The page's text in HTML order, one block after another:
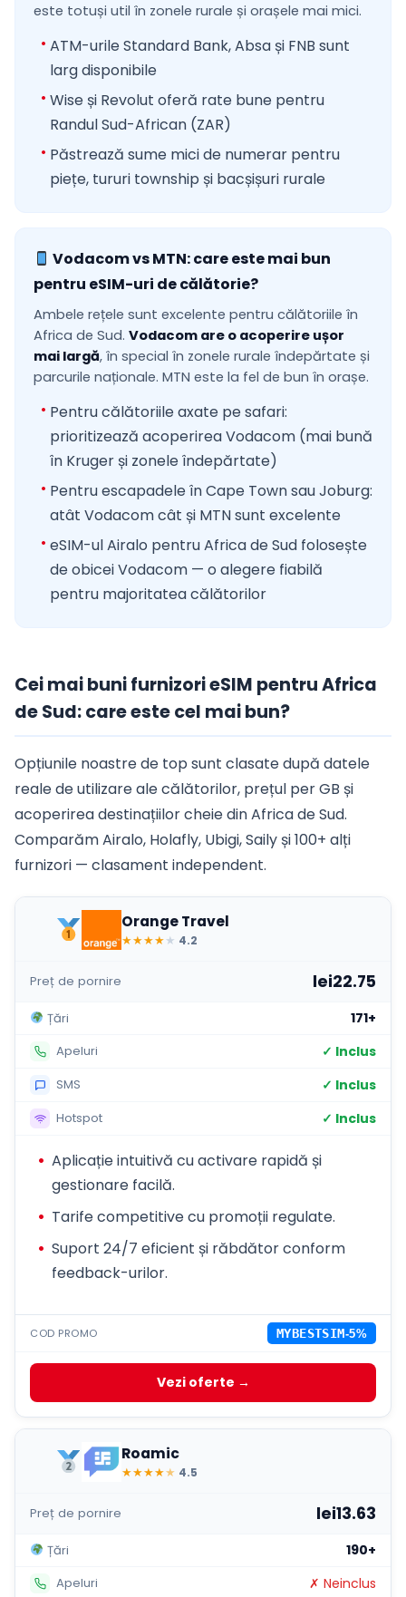
este totuși util în zonele rurale și orașele mai mici.
ATM-urile Standard Bank, Absa și FNB sunt
larg disponibile
Wise și Revolut oferă rate bune pentru
Randul Sud-African (ZAR)
Păstrează sume mici de numerar pentru
piețe, tururi township și bacșișuri rurale
Vodacom vs MTN: care este mai bun
pentru eSIM-uri de călătorie?
Ambele rețele sunt excelente pentru călătoriile în
Africa de Sud. Vodacom are o acoperire ușor
mai largă, în special în zonele rurale îndepărtate și
parcurile naționale. MTN este la fel de bun în orașe.
Pentru călătoriile axate pe safari:
prioritizează acoperirea Vodacom (mai bună
în Kruger și zonele îndepărtate)
Pentru escapadele în Cape Town sau Joburg:
atât Vodacom cât și MTN sunt excelente
eSIM-ul Airalo pentru Africa de Sud folosește
de obicei Vodacom — o alegere fiabilă
pentru majoritatea călătorilor
Cei mai buni furnizori eSIM pentru Africa
de Sud: care este cel mai bun?
Opțiunile noastre de top sunt clasate după datele
reale de utilizare ale călătorilor, prețul per GB și
acoperirea destinațiilor cheie din Africa de Sud.
Comparăm Airalo, Holafly, Ubigi, Saily și 100+ alți
furnizori — clasament independent.
Orange Travel
★★★★★ 4.2
Preț de pornire lei22.75
Țări 171+
Apeluri ✓ Inclus
SMS ✓ Inclus
Hotspot ✓ Inclus
Aplicație intuitivă cu activare rapidă și
gestionare facilă.
Tarife competitive cu promoții regulate.
Suport 24/7 eficient și răbdător conform
feedback-urilor.
COD PROMO MYBESTSIM-5%
Vezi oferte →
Roamic
★★★★★ 4.5
Preț de pornire lei13.63
Țări 190+
Apeluri ✗ Neinclus